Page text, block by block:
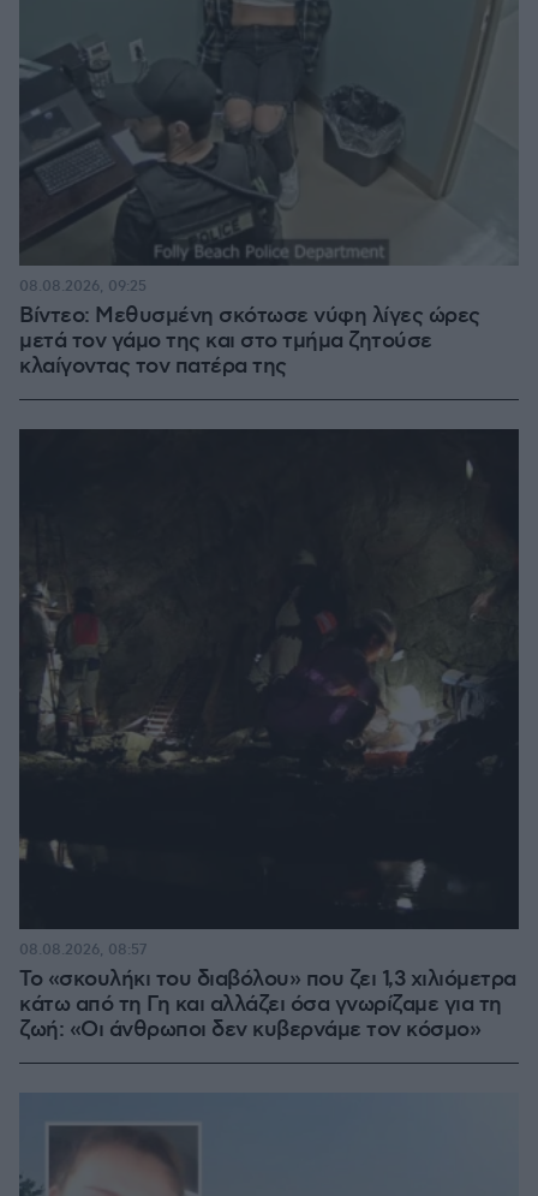
Βίντεο: Μεθυσμένη σκότωσε νύφη λίγες ώρες
μετά τον γάμο της και στο τμήμα ζητούσε
κλαίγοντας τον πατέρα της
08.08.2026, 09:25
Το «σκουλήκι του διαβόλου» που ζει 1,3 χιλιόμετρα
κάτω από τη Γη και αλλάζει όσα γνωρίζαμε για τη
ζωή: «Οι άνθρωποι δεν κυβερνάμε τον κόσμο»
08.08.2026, 08:57